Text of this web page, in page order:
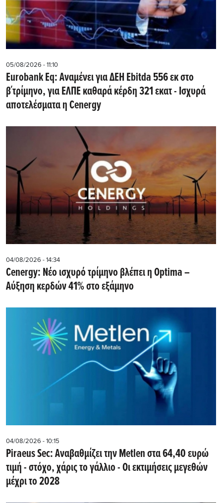
05/08/2026 - 11:10
Eurobank Eq: Αναμένει για ΔΕΗ Εbitda 556 εκ στο
β΄τρίμηνο, για ΕΛΠΕ καθαρά κέρδη 321 εκατ - Ισχυρά
αποτελέσματα η Cenergy
04/08/2026 - 14:34
Cenergy: Νέο ισχυρό τρίμηνο βλέπει η Optima –
Αύξηση κερδών 41% στο εξάμηνο
04/08/2026 - 10:15
Piraeus Sec: Αναβαθμίζει την Metlen στα 64,40 ευρώ
τιμή - στόχο, χάρις το γάλλιο - Οι εκτιμήσεις μεγεθών
μέχρι το 2028